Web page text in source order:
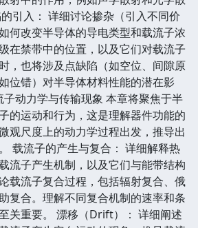
引入： 详细讨论掺杂（引入不同价
何改变半导体的导电类型和载流子浓
在禁带中的位置，以及它们对载流子
，也将涉及点缺陷（如空位、间隙原
位错）对半导体材料性能的潜在影
子动力学与传输现象 本章将聚焦于半
的运动和行为，这是理解器件功能的
观尺度上的动力学过程出发，推导出
载流子的产生与复合： 详细解释热
流子产生机制，以及它们与能带结构
载流子复合过程，包括辐射复合、俄
复合。理解不同复合机制的速率和条
关重要。 漂移（Drift）： 详细阐述